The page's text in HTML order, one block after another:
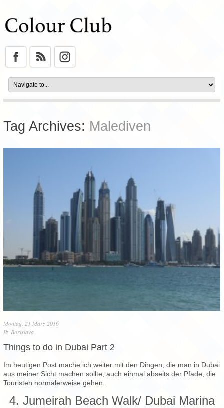
Tag Archives: Malediven
Montag, 21 März 2016
By Borislava
Things to do in Dubai Part 2
Im heutigen Post mache ich weiter mit den Dingen, die man in Dubai
aus meiner Sicht machen sollte, auch einmal abseits der Pfade, die
Touristen normalerweise gehen.
4. Jumeirah Beach Walk/ Dubai Marina